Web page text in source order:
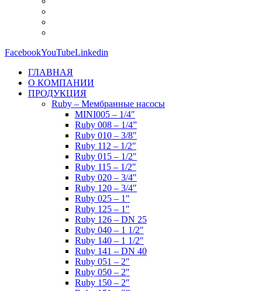
FacebookYouTubeLinkedin
ГЛАВНАЯ
О КОМПАНИИ
ПРОДУКЦИЯ
Ruby – Мембранные насосы
MINI005 – 1/4″
Ruby 008 – 1/4”
Ruby 010 – 3/8″
Ruby 112 – 1/2″
Ruby 015 – 1/2″
Ruby 115 – 1/2″
Ruby 020 – 3/4″
Ruby 120 – 3/4″
Ruby 025 – 1″
Ruby 125 – 1″
Ruby 126 – DN 25
Ruby 040 – 1 1/2″
Ruby 140 – 1 1/2″
Ruby 141 – DN 40
Ruby 051 – 2″
Ruby 050 – 2″
Ruby 150 – 2″